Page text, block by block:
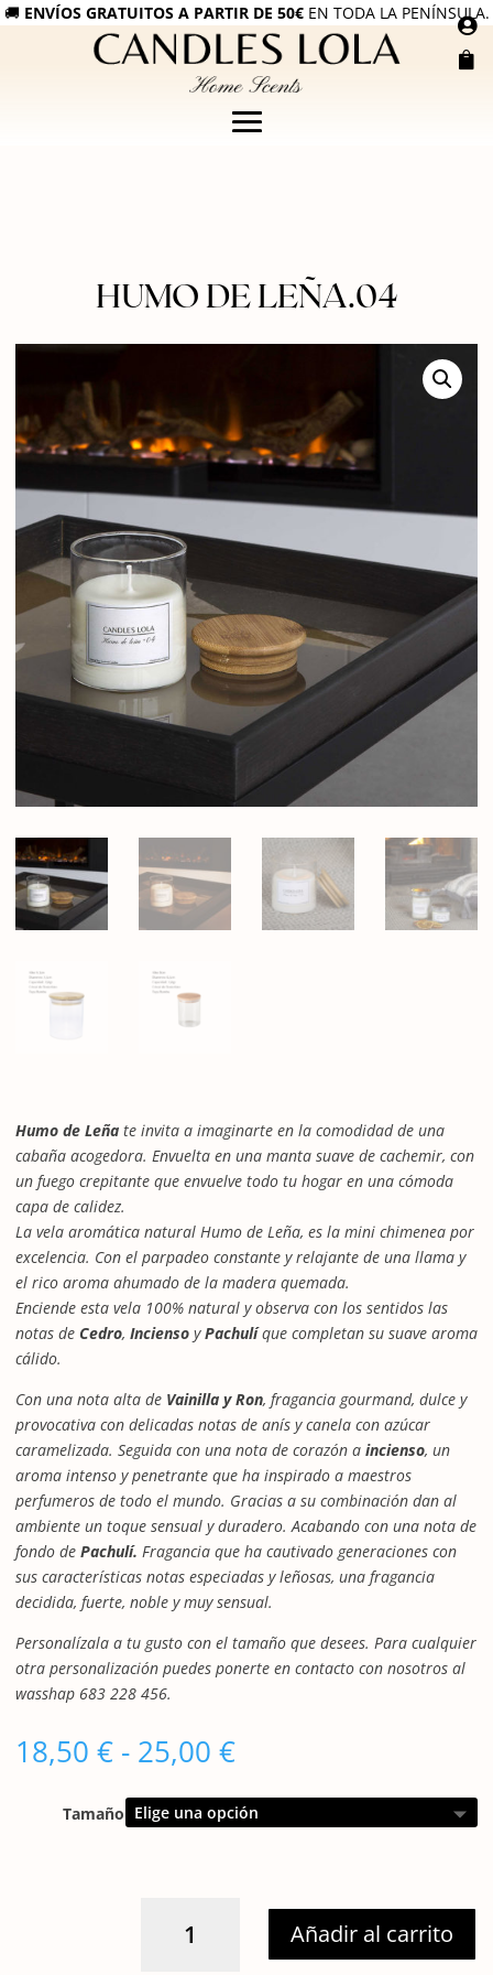
🚚 ENVÍOS GRATUITOS A PARTIR DE 50€EN TODA LA PENÍNSULA.


HUMO DE LEÑA.04
Humo de Leña te invita a imaginarte en la comodidad de una
cabaña acogedora. Envuelta en una manta suave de cachemir, con
un fuego crepitante que envuelve todo tu hogar en una cómoda
capa de calidez.
La vela aromática natural Humo de Leña, es la mini chimenea por
excelencia. Con el parpadeo constante y relajante de una llama y
el rico aroma ahumado de la madera quemada.
Enciende esta vela 100% natural y observa con los sentidos las
notas de Cedro, Incienso yPachulíque completan su suave aroma
cálido.
Con una nota alta de Vainilla y Ron, fragancia gourmand, dulce y
provocativa con delicadas notas de anís y canela con azúcar
caramelizada. Seguida con una nota de corazón a incienso, un
aroma intenso y penetrante que ha inspirado a maestros
perfumeros de todo el mundo. Gracias a su combinación dan al
ambiente un toque sensual y duradero. Acabando con una nota de
fondo de Pachulí. Fragancia que ha cautivado generaciones con
sus características notas especiadas y leñosas, una fragancia
decidida, fuerte, noble y muy sensual.
Personalízala a tu gusto con el tamaño que desees. Para cualquier
otra personalización puedes ponerte en contacto con nosotros al
wasshap 683 228 456.
18,50 € - 25,00 €Rango
precios:
desde
25,00 €
Tamaño
Añadir al carrito